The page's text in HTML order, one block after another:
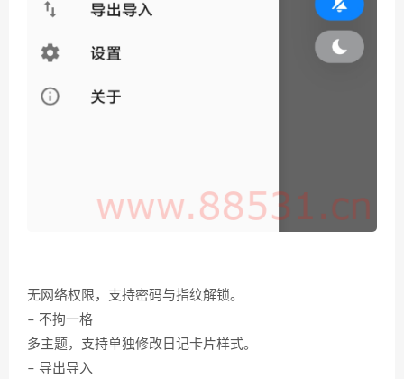
无网络权限，支持密码与指纹解锁。
– 不拘一格
多主题，支持单独修改日记卡片样式。
– 导出导入